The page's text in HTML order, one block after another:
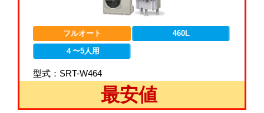
フルオート
460L
４〜5人用
型式：SRT-W464
最安値